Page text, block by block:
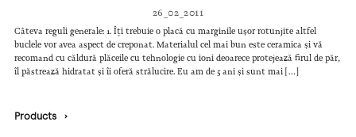
26_02_2011
Câteva reguli generale: 1. Îți trebuie o placă cu marginile ușor rotunjite altfel
buclele vor avea aspect de creponat. Materialul cel mai bun este ceramica și vă
recomand cu căldură plăceile cu tehnologie cu ioni deoarece protejează firul de păr,
îl păstrează hidratat și îi oferă strălucire. Eu am de 5 ani și sunt mai […]
Products ›